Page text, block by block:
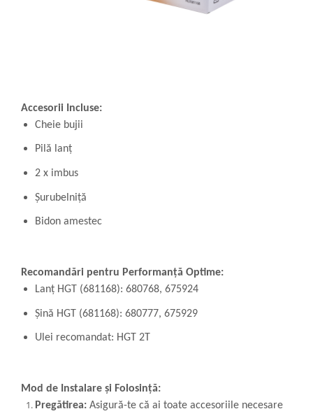
Accesorii Incluse:
Cheie bujii
Pilă lanț
2 x imbus
Șurubelniță
Bidon amestec
Recomandări pentru Performanță Optime:
Lanț HGT (681168): 680768, 675924
Șină HGT (681168): 680777, 675929
Ulei recomandat: HGT 2T
Mod de Instalare și Folosință:
Pregătirea: Asigură-te că ai toate accesoriile necesare